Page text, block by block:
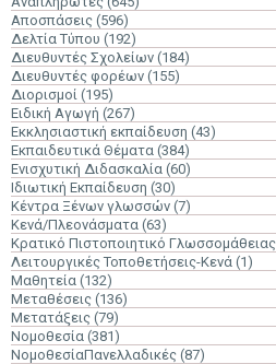
Αποσπάσεις (596)
Δελτία Τύπου (192)
Διευθυντές Σχολείων (184)
Διευθυντές φορέων (155)
Διορισμοί (195)
Ειδική Αγωγή (267)
Εκκλησιαστική εκπαίδευση (43)
Εκπαιδευτικά Θέματα (384)
Ενισχυτική Διδασκαλία (60)
Ιδιωτική Εκπαίδευση (30)
Κέντρα Ξένων γλωσσών (7)
Κενά/Πλεονάσματα (63)
Κρατικό Πιστοποιητικό Γλωσσομάθειας
Λειτουργικές Τοποθετήσεις-Κενά (1)
Μαθητεία (132)
Μεταθέσεις (136)
Μετατάξεις (79)
Νομοθεσία (381)
ΝομοθεσίαΠανελλαδικές (87)